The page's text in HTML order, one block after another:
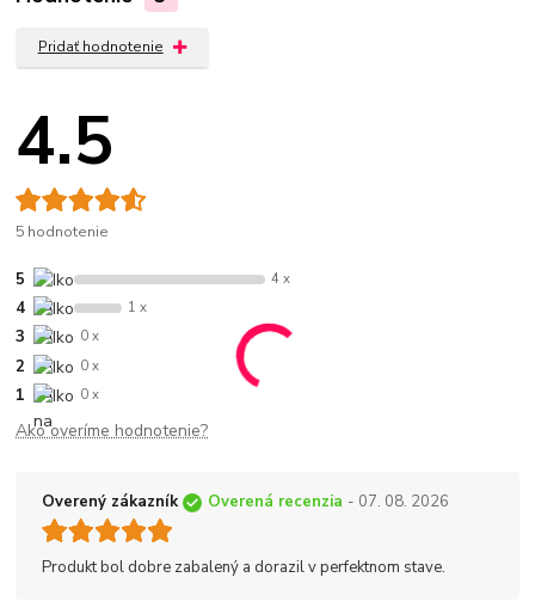
Pridať hodnotenie
4.5
5 hodnotenie
5 4 x
4 1 x
3 0 x
2 0 x
1 0 x
Ako overíme hodnotenie?
Overený zákazník Overená recenzia - 07. 08. 2026
Produkt bol dobre zabalený a dorazil v perfektnom stave.